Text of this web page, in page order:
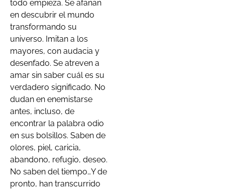
todo empieza. Se afanan
en descubrir el mundo
transformando su
universo. Imitan a los
mayores, con audacia y
desenfado. Se atreven a
amar sin saber cuál es su
verdadero significado. No
dudan en enemistarse
antes, incluso, de
encontrar la palabra odio
en sus bolsillos. Saben de
olores, piel, caricia,
abandono, refugio, deseo.
No saben del tiempo…Y de
pronto, han transcurrido